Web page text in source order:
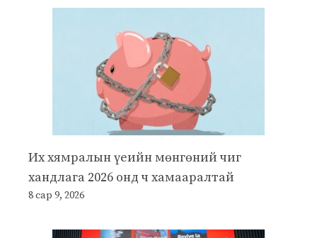
Их хямралын үеийн мөнгөний чиг
хандлага 2026 онд ч хамааралтай
8 сар 9, 2026